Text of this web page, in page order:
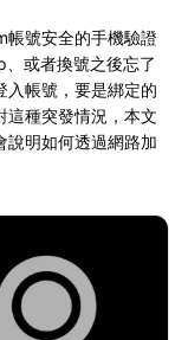
帳號安全的手機驗證
或者換號之後忘了
入帳號，要是綁定的
這種突發情況，本文
說明如何透過網路加